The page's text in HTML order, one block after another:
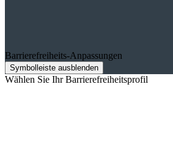
Barrierefreiheits-Anpassungen
Symbolleiste ausblenden
Wählen Sie Ihr Barrierefreiheitsprofil